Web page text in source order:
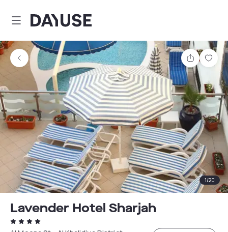
Dayuse
Teilen
1/20
Lavender Hotel Sharjah